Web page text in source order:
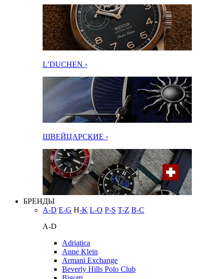
L’DUCHEN ›
ШВЕЙЦАРСКИЕ ›
БРЕНДЫ
A-D E-G H-K L-O P-S T-Z В-С
A-D
Adriatica
Anne Klein
Armani Exchange
Beverly Hills Polo Club